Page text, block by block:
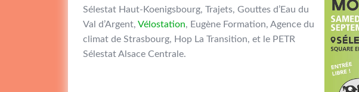
Sélestat Haut-Koenigsbourg, Trajets, Gouttes d’Eau du
Val d’Argent, Vélostation, Eugène Formation, Agence du
climat de Strasbourg, Hop La Transition, et le PETR
Sélestat Alsace Centrale.